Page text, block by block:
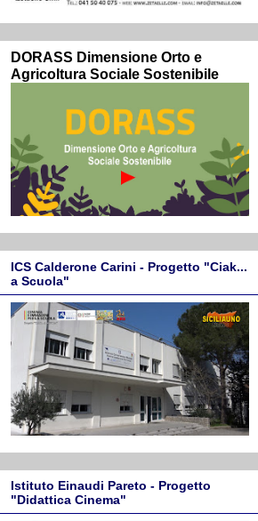
DORASS Dimensione Orto e
Agricoltura Sociale Sostenibile
ICS Calderone Carini - Progetto "Ciak...
a Scuola"
Istituto Einaudi Pareto - Progetto
"Didattica Cinema"